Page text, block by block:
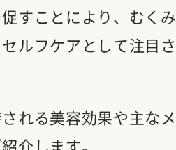
すことにより、むくみ
ルフケアとして注目さ
れる美容効果や主なメ
介します。